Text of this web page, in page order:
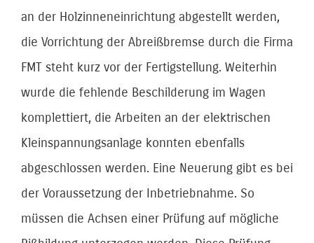
an der Holzinneneinrichtung abgestellt werden,
die Vorrichtung der Abreißbremse durch die Firma
FMT steht kurz vor der Fertigstellung. Weiterhin
wurde die fehlende Beschilderung im Wagen
komplettiert, die Arbeiten an der elektrischen
Kleinspannungsanlage konnten ebenfalls
abgeschlossen werden. Eine Neuerung gibt es bei
der Voraussetzung der Inbetriebnahme. So
müssen die Achsen einer Prüfung auf mögliche